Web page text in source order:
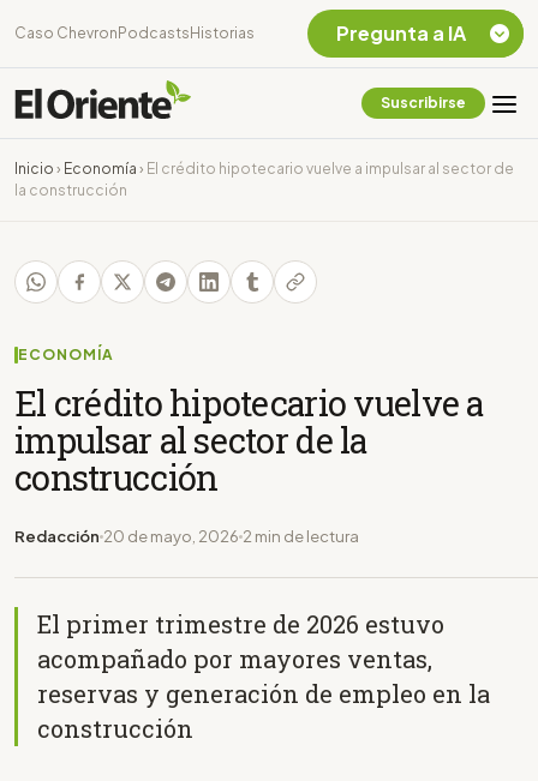
Caso Chevron Podcasts Historias
Suscribirse
Inicio › Economía › El crédito hipotecario vuelve a impulsar al sector de
la construcción
ECONOMÍA
El crédito hipotecario vuelve a
impulsar al sector de la
construcción
Redacción 20 de mayo, 2026 2 min de lectura
El primer trimestre de 2026 estuvo
acompañado por mayores ventas,
reservas y generación de empleo en la
construcción
Pregunta a IA
Chevron Ecuador